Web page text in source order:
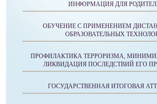
ИНФОРМАЦИЯ ДЛЯ
ОБУЧЕНИЕ С ПРИМЕНЕНИЕМ
ОБРАЗОВАТЕЛЬНЫХ
ПРОФИЛАКТИКА ТЕРРОРИЗМА,
ЛИКВИДАЦИЯ ПОСЛЕДСТВИЙ ЕГО
ГОСУДАРСТВЕННАЯ ИТОГОВАЯ